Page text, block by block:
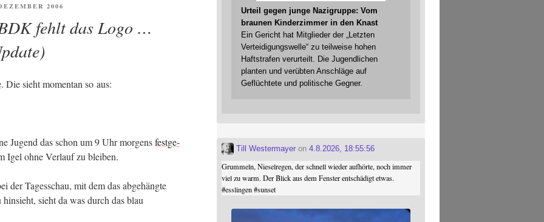
2006
fehlt das Logo …
. Die sieht momen­tan so aus:
Jugend das schon um 9 Uhr mor­gensfest­ge­
Igel ohne Ver­lauf zu bleiben.
der Tages­schau, mit dem das abge­häng­te
sieht da was durch das blau
Urteil gegen junge Nazigruppe: Vom
braunen Kinderzimmer in den Knast
Ein Gericht hat Mitglieder der „Letzten
Verteidigungswelle“ zu teilweise hohen
Haftstrafen verurteilt. Die Jugendlichen
planten und verübten Anschläge auf
Geflüchtete und politische Gegner.
Till Westermayer on4.8.2026, 18:55:56
Grummeln, Nieselregen, der schnell wieder aufhörte, noch immer
viel zu warm. Der Blick aus dem Fenster entschädigt etwas.
#esslingen #sunset